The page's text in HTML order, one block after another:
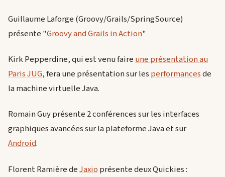
Guillaume Laforge (Groovy/Grails/SpringSource)
présente "Groovy and Grails in Action"
Kirk Pepperdine, qui est venu faireune présentation au
Paris JUG, fera une présentation sur les performancesde
la machine virtuelle Java.
Romain Guy présente 2 conférences sur les interfaces
graphiques avancées sur la plateforme Java et sur
Android.
Florent Ramière deJaxioprésente deux Quickies :